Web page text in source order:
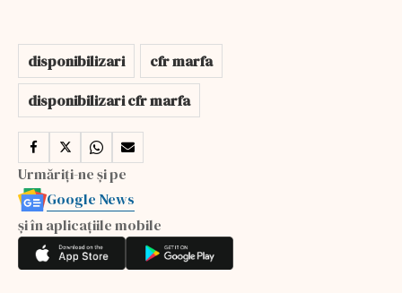
disponibilizari
cfr marfa
disponibilizari cfr marfa
Urmăriți-ne și pe
Google News
și în aplicațiile mobile